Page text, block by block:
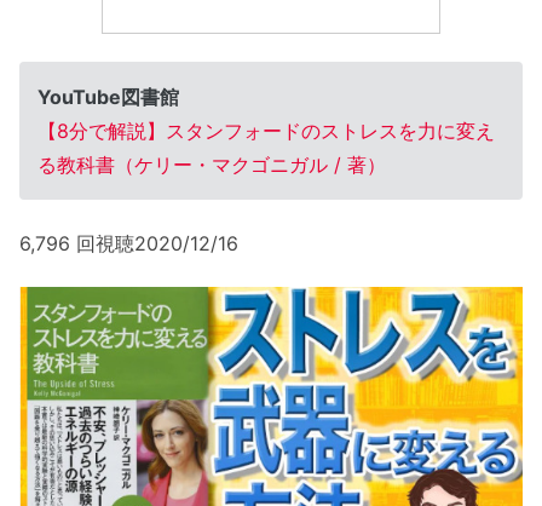
YouTube図書館
【8分で解説】スタンフォードのストレスを力に変え
る教科書（ケリー・マクゴニガル / 著）
6,796 回視聴2020/12/16